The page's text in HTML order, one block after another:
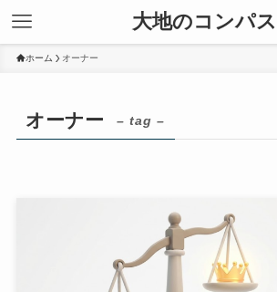
大地のコンパス
ホーム オーナー
オーナー – tag –